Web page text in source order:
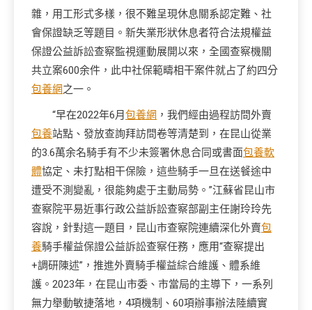
雜，用工形式多樣，很不難呈現休息關系認定難、社
會保證缺乏等題目。新失業形狀休息者符合法規權益
保證公益訴訟查察監視運動展開以來，全國查察機關
共立案600余件，此中社保範疇相干案件就占了約四分
包養網之一。
“早在2022年6月包養網 ，我們經由過程訪問外賣
包養站點、發放查詢拜訪問卷等清楚到，在昆山從業
的3.6萬余名騎手有不少未簽署休息合同或書面包養軟
體協定、未打點相干保險，這些騎手一旦在送餐途中
遭受不測變亂，很能夠處于主動局勢。”江蘇省昆山市
查察院平易近事行政公益訴訟查察部副主任謝玲玲先
容說，針對這一題目，昆山市查察院連續深化外賣包
養騎手權益保證公益訴訟查察任務，應用“查察提出
+調研陳述”，推進外賣騎手權益綜合維護、體系維
護。2023年，在昆山市委、市當局的主導下，一系列
無力舉動敏捷落地，4項機制、60項辦事辦法陸續實